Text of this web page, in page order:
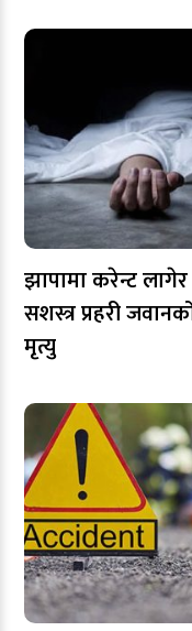
झापामा करेन्ट लागेर
सशस्त्र प्रहरी
मृत्यु